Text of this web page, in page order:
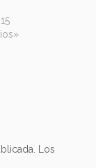
Los